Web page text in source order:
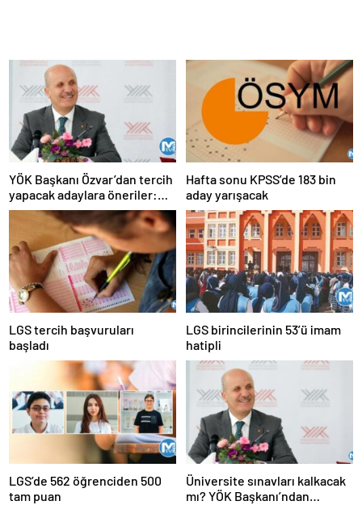
YÖK Başkanı Özvar’dan tercih
yapacak adaylara öneriler:
‘Bu yıl önemli yenilikler
yaptık’ diyerek duyurdu
Hafta sonu KPSS’de 183 bin
aday yarışacak
LGS tercih başvuruları
başladı
LGS birincilerinin 53’ü imam
hatipli
LGS’de 562 öğrenciden 500
tam puan
Üniversite sınavları kalkacak
mı? YÖK Başkanı’ndan